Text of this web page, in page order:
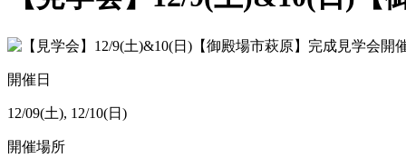
開催日
12/09(土), 12/10(日)
開催場所